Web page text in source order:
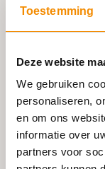
Toestemming
Deze website
We gebruiken
personaliseren,
en om ons
informatie over
partners voor
Mijn
afloop van
Laatste blogs
27-04
13-04